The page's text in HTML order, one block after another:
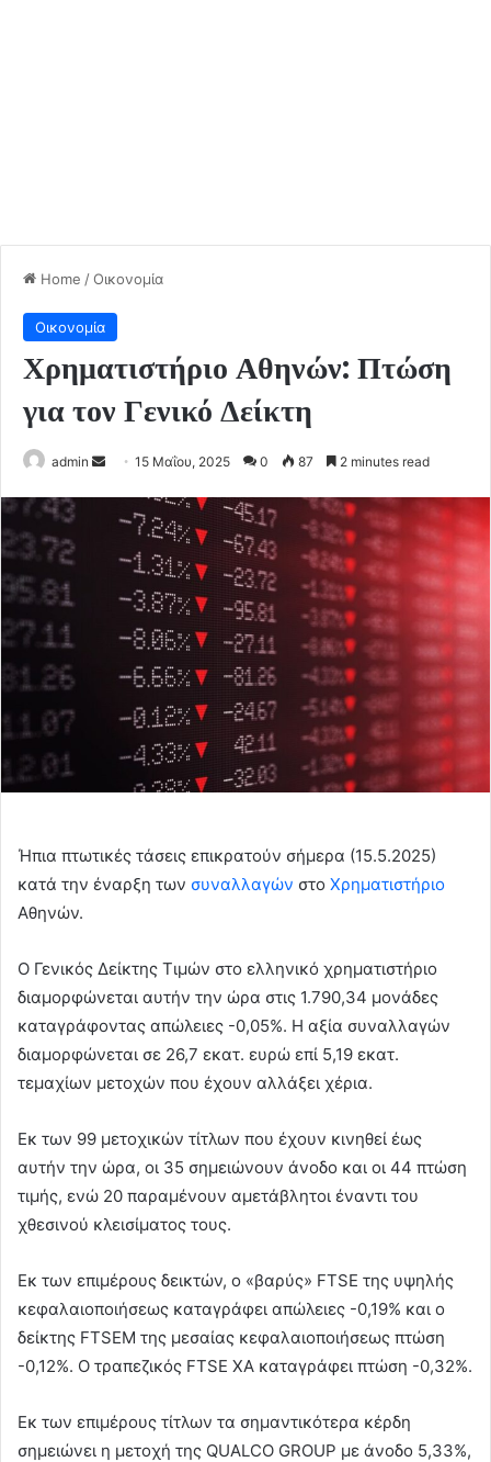
Home /Οικονομία
Οικονομία
Χρηματιστήριο Αθηνών: Πτώση
για τον Γενικό Δείκτη
admin
Send
email
15 Μαΐου, 2025 0 87 2 minutes read
Ήπια πτωτικές τάσεις επικρατούν σήμερα (15.5.2025)
κατά την έναρξη των συναλλαγών στο Χρηματιστήριο
Αθηνών.
Ο Γενικός Δείκτης Τιμών στο ελληνικό χρηματιστήριο
διαμορφώνεται αυτήν την ώρα στις 1.790,34 μονάδες
καταγράφοντας απώλειες -0,05%. Η αξία συναλλαγών
διαμορφώνεται σε 26,7 εκατ. ευρώ επί 5,19 εκατ.
τεμαχίων μετοχών που έχουν αλλάξει χέρια.
Εκ των 99 μετοχικών τίτλων που έχουν κινηθεί έως
αυτήν την ώρα, οι 35 σημειώνουν άνοδο και οι 44 πτώση
τιμής, ενώ 20 παραμένουν αμετάβλητοι έναντι του
χθεσινού κλεισίματος τους.
Εκ των επιμέρους δεικτών, ο «βαρύς» FTSE της υψηλής
κεφαλαιοποιήσεως καταγράφει απώλειες -0,19% και ο
δείκτης FTSEM της μεσαίας κεφαλαιοποιήσεως πτώση
-0,12%. Ο τραπεζικός FTSE ΧΑ καταγράφει πτώση -0,32%.
Εκ των επιμέρους τίτλων τα σημαντικότερα κέρδη
σημειώνει η μετοχή της QUALCO GROUP με άνοδο 5,33%,